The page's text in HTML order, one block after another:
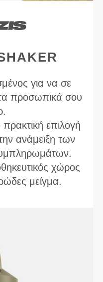
για να σε
προσωπικά σου
επιλογή
ανάμειξη των
χώρος
μείγμα.